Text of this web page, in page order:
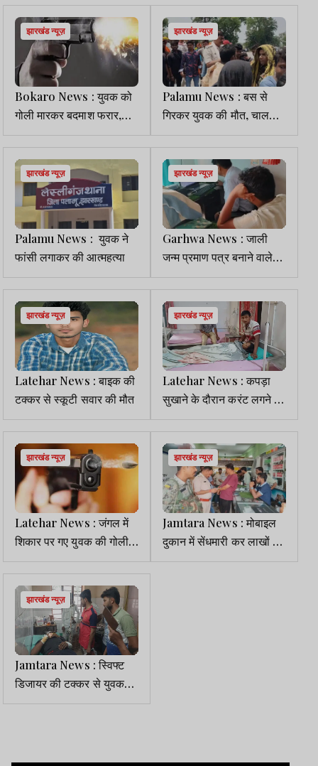
टावर पर चढ़ा
झारखंड न्यूज़
Bokaro News : युवक को
गोली मारकर बदमाश फरार,
अस्पताल में इलाजरत
झारखंड न्यूज़
Palamu News : बस से
गिरकर युवक की मौत, चालक
वाहन लेकर फरार
झारखंड न्यूज़
Palamu News : युवक ने
फांसी लगाकर की आत्महत्या
झारखंड न्यूज़
Garhwa News : जाली
जन्म प्रमाण पत्र बनाने वाले
रैकेट का खुलासा, ऑनलाइन
सेंटर सील
झारखंड न्यूज़
Latehar News : बाइक की
टक्कर से स्कूटी सवार की मौत
झारखंड न्यूज़
Latehar News : कपड़ा
सुखाने के दौरान करंट लगने से
महिला की मौत
झारखंड न्यूज़
Latehar News : जंगल में
शिकार पर गए युवक की गोली
लगने से मौत, महुआ पेड़ के नीचे
मिला शव
झारखंड न्यूज़
Jamtara News : मोबाइल
दुकान में सेंधमारी कर लाखों की
चोरी, जांच में जुटी पुलिस
झारखंड न्यूज़
Jamtara News : स्विफ्ट
डिजायर की टक्कर से युवक
घायल, धनबाद रेफर